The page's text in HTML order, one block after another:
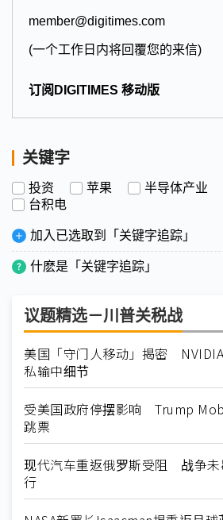
member@digitimes.com
(一个工作日内将回覆您的来信)
订阅DIGITIMES 移动版
关键字
投资 苹果 半导体产业
台积电
加入已选取到「关键字追踪」
什麽是「关键字追踪」
议题精选－川普关税战
美国「守门人移动」揭密
私输中细节
受美国政府停摆影响 Trump
跳票
现代汽车重返俄罗斯受阻 战争未
行